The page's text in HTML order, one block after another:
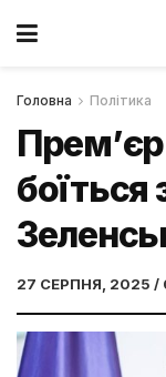
Головна Політика
боїться
27 СЕРПНЯ, 2025 /